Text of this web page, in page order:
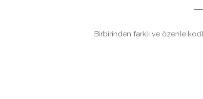
Birbirinden farklı ve özenle